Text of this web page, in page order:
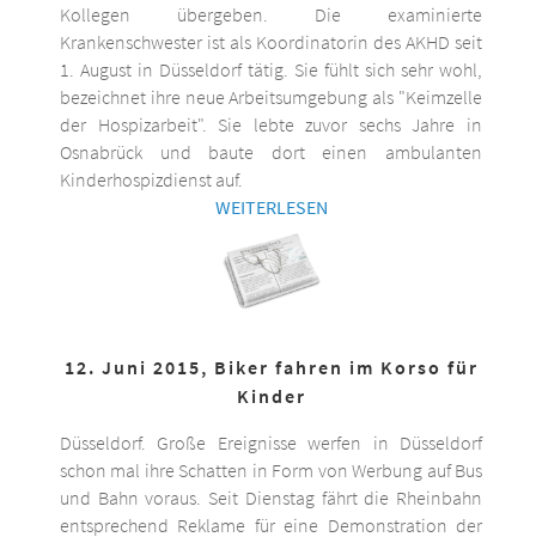
Kollegen übergeben. Die examinierte
Krankenschwester ist als Koordinatorin des AKHD seit
1. August in Düsseldorf tätig. Sie fühlt sich sehr wohl,
bezeichnet ihre neue Arbeitsumgebung als "Keimzelle
der Hospizarbeit". Sie lebte zuvor sechs Jahre in
Osnabrück und baute dort einen ambulanten
Kinderhospizdienst auf.
WEITERLESEN
12. Juni 2015, Biker fahren im Korso für
Kinder
Düsseldorf. Große Ereignisse werfen in Düsseldorf
schon mal ihre Schatten in Form von Werbung auf Bus
und Bahn voraus. Seit Dienstag fährt die Rheinbahn
entsprechend Reklame für eine Demonstration der